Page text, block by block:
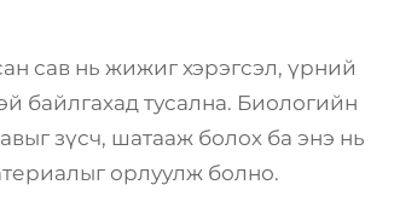
сав нь жижиг хэрэгсэл, үрний
байлгахад тусална. Биологийн
зүсч, шатааж болох ба энэ нь
орлуулж болно.